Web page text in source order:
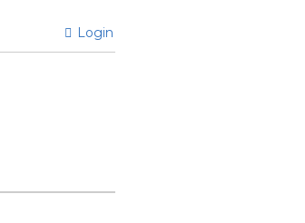
Login